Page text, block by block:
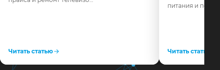
Читать статью
питания и
Читать статью